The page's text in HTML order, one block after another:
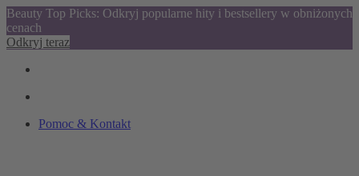
Beauty Top Picks: Odkryj popularne hity i bestsellery w obniżonych
cenach
Odkryj teraz
Pomoc & Kontakt